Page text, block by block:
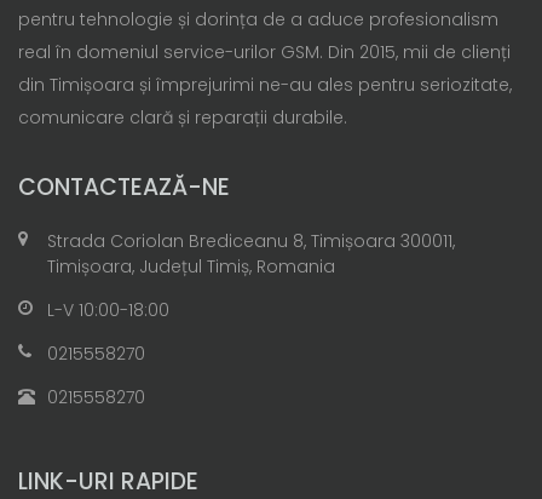
pentru tehnologie și dorința de a aduce profesionalism
real în domeniul service-urilor GSM. Din 2015, mii de clienți
din Timișoara și împrejurimi ne-au ales pentru seriozitate,
comunicare clară și reparații durabile.
CONTACTEAZĂ-NE
Strada Coriolan Brediceanu 8, Timișoara 300011,
Timișoara, Județul Timiș, Romania
L-V 10:00-18:00
0215558270
0215558270
LINK-URI RAPIDE